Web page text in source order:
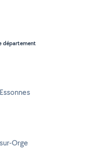
département
Orge